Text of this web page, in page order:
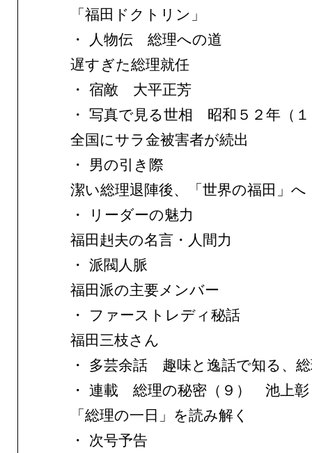
「福田ドクトリン」
・ 人物伝 総理への道
遅すぎた総理就任
・ 宿敵 大平正芳
・ 写真で見る世相 昭和５２年（
全国にサラ金被害者が続出
・ 男の引き際
潔い総理退陣後、「世界の福田」へ
・ リーダーの魅力
福田赳夫の名言・人間力
・ 派閥人脈
福田派の主要メンバー
・ ファーストレディ秘話
福田三枝さん
・ 多芸余話 趣味と逸話で知る、
・ 連載 総理の秘密（９） 池上彰
「総理の一日」を読み解く
・ 次号予告